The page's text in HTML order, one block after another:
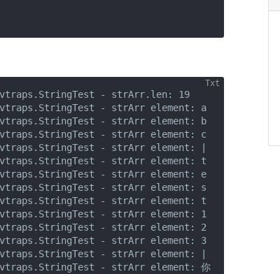
- strArr.len: 19
- strArr element: a
- strArr element: b
- strArr element: c
- strArr element: |
- strArr element: t
- strArr element: e
- strArr element: s
- strArr element: t
- strArr element: 1
- strArr element: 2
- strArr element: 3
- strArr element: |
- strArr element: 你